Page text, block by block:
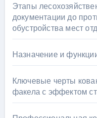
Этапы
документации до
обустройства мест
Назначение и
Ключевые черты
факела с эффектом